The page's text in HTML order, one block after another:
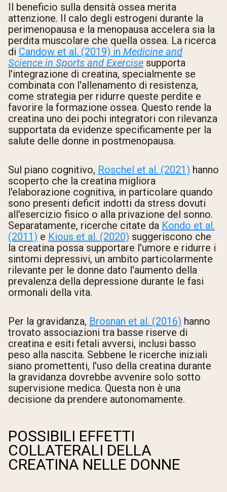
Il beneficio sulla densità ossea merita
attenzione. Il calo degli estrogeni durante la
perimenopausa e la menopausa accelera sia la
perdita muscolare che quella ossea. La ricerca
di Candow et al. (2019) in Medicine and
Science in Sports and Exercise supporta
l'integrazione di creatina, specialmente se
combinata con l'allenamento di resistenza,
come strategia per ridurre queste perdite e
favorire la formazione ossea. Questo rende la
creatina uno dei pochi integratori con rilevanza
supportata da evidenze specificamente per la
salute delle donne in postmenopausa.
Sul piano cognitivo, Roschel et al. (2021) hanno
scoperto che la creatina migliora
l'elaborazione cognitiva, in particolare quando
sono presenti deficit indotti da stress dovuti
all'esercizio fisico o alla privazione del sonno.
Separatamente, ricerche citate da Kondo et al.
(2011) e Kious et al. (2020) suggeriscono che
la creatina possa supportare l'umore e ridurre i
sintomi depressivi, un ambito particolarmente
rilevante per le donne dato l'aumento della
prevalenza della depressione durante le fasi
ormonali della vita.
Per la gravidanza, Brosnan et al. (2016) hanno
trovato associazioni tra basse riserve di
creatina e esiti fetali avversi, inclusi basso
peso alla nascita. Sebbene le ricerche iniziali
siano promettenti, l'uso della creatina durante
la gravidanza dovrebbe avvenire solo sotto
supervisione medica. Questa non è una
decisione da prendere autonomamente.
POSSIBILI EFFETTI
COLLATERALI DELLA
CREATINA NELLE DONNE